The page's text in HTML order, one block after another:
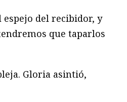
del recibidor, y
que taparlos
Gloria asintió,